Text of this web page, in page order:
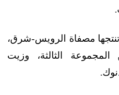
مصفاة الرويس-شرق،
الثالثة، وزيت